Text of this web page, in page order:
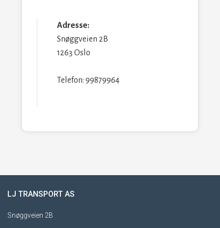
Adresse:
Snøggveien 2B
1263 Oslo
Telefon: 99879964
LJ TRANSPORT AS
Snøggveien 2B